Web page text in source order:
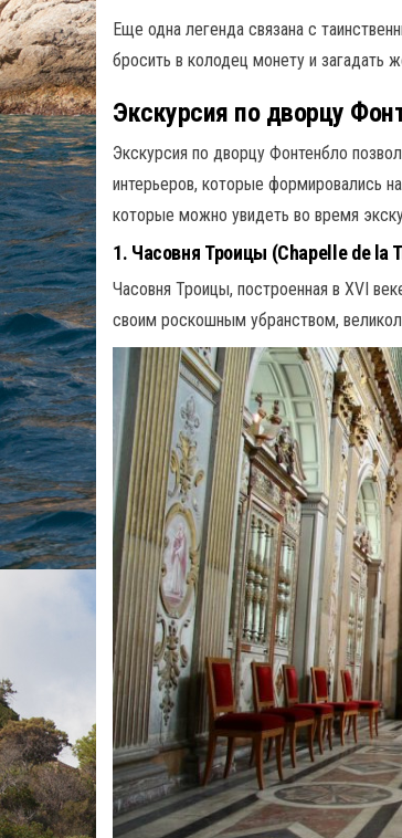
Еще одна легенда связана с
бросить в колодец монету и загадать
Экскурсия по дворцу
Экскурсия по дворцу Фонтенбло
интерьеров, которые формировались
которые можно увидеть во время
1. Часовня Троицы (Chapelle de la
Часовня Троицы, построенная в XVI
своим роскошным убранством,